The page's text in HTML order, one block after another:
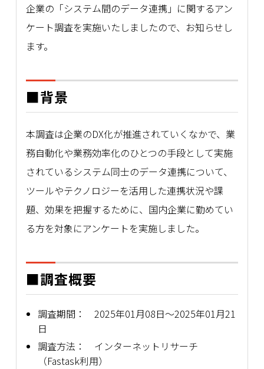
企業の「システム間のデータ連携」に関するアン
ケート調査を実施いたしましたので、お知らせし
ます。
■背景
本調査は企業のDX化が推進されていくなかで、業
務自動化や業務効率化のひとつの手段として実施
されているシステム同士のデータ連携について、
ツールやテクノロジーを活用した連携状況や課
題、効果を把握するために、国内企業に勤めてい
る方を対象にアンケートを実施しました。
■調査概要
調査期間： 2025年01月08日～2025年01月21
日
調査方法： インターネットリサーチ
（Fastask利用）